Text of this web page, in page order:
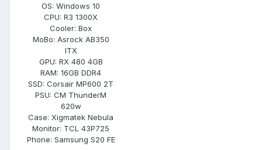
OS: Windows 10
CPU: R3 1300X
Cooler: Box
MoBo: Asrock AB350
ITX
GPU: RX 480 4GB
RAM: 16GB DDR4
SSD: Corsair MP600 2T
PSU: CM ThunderM
620w
Case: Xigmatek Nebula
Monitor: TCL 43P725
Phone: Samsung S20 FE